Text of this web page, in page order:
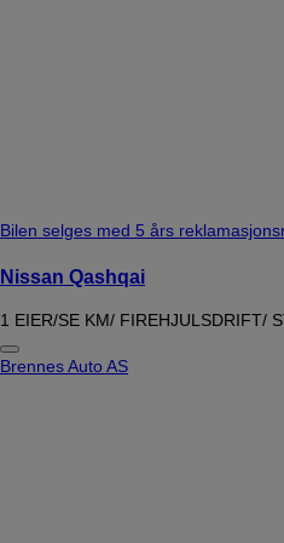
Bilen selges med 5 års
Nissan Qashqai
1 EIER/SE KM/ FIREHJULSDRIFT/
Brennes Auto AS